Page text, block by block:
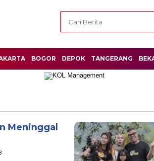
BOGOR DEPOK TANGERANG
Meninggal